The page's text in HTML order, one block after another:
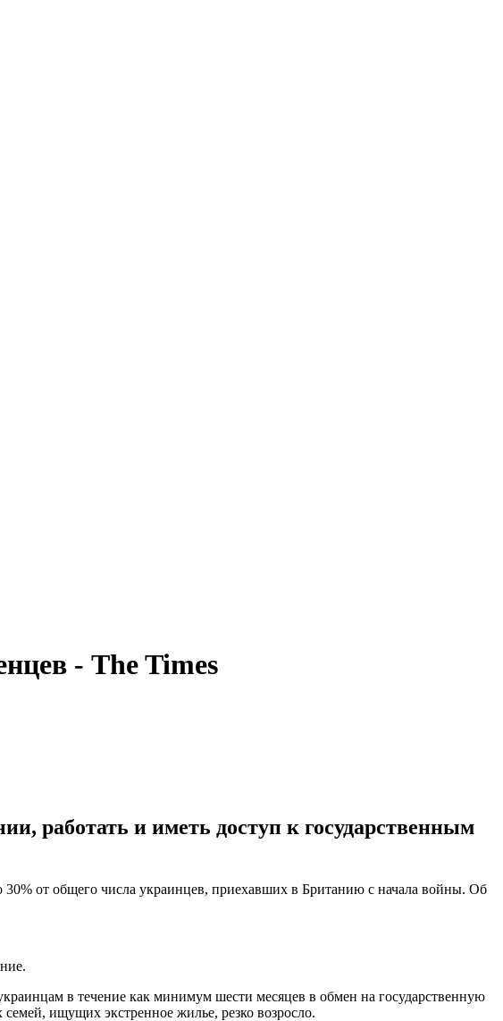
- The Times
работать и иметь доступ к государственным
от общего числа украинцев, приехавших в Британию с начала войны. Об
в течение как минимум шести месяцев в обмен на государственную
ищущих экстренное жилье, резко возросло.